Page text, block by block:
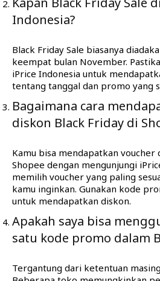
Indonesia?
Black Friday Sale biasanya
keempat bulan November.
iPrice Indonesia untuk
tentang tanggal dan promo yang
Bagaimana cara
diskon Black Friday di
Kamu bisa mendapatkan voucher
Shopee dengan mengunjungi
memilih voucher yang paling
kamu inginkan. Gunakan kode
untuk mendapatkan diskon.
Apakah saya bisa
satu kode promo dalam
Tergantung dari ketentuan